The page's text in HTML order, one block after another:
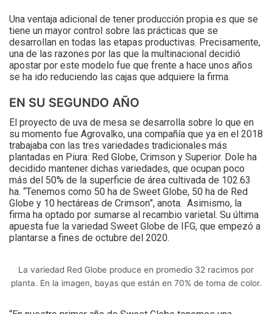
Una ventaja adicional de tener producción propia es que se
tiene un mayor control sobre las prácticas que se
desarrollan en todas las etapas productivas. Precisamente,
una de las razones por las que la multinacional decidió
apostar por este modelo fue que frente a hace unos años
se ha ido reduciendo las cajas que adquiere la firma.
EN SU SEGUNDO AÑO
El proyecto de uva de mesa se desarrolla sobre lo que en
su momento fue Agrovalko, una compañía que ya en el 2018
trabajaba con las tres variedades tradicionales más
plantadas en Piura: Red Globe, Crimson y Superior. Dole ha
decidido mantener dichas variedades, que ocupan poco
más del 50% de la superficie de área cultivada de 102.63
ha. “Tenemos como 50 ha de Sweet Globe, 50 ha de Red
Globe y 10 hectáreas de Crimson”, anota. Asimismo, la
firma ha optado por sumarse al recambio varietal. Su última
apuesta fue la variedad Sweet Globe de IFG, que empezó a
plantarse a fines de octubre del 2020.
La variedad Red Globe produce en promedio 32 racimos por
planta. En la imagen, bayas que están en 70% de toma de color.